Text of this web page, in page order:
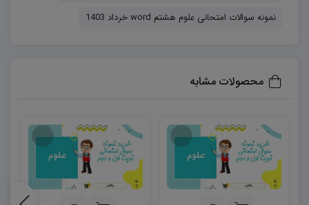
نمونه سوالات امتحانی علوم هشتم word خرداد 1403
محصولات مشابه